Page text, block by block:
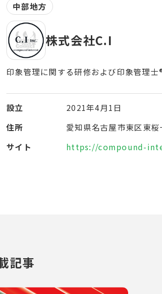
中部地方
株式会社C.I
印象管理に関する研修および印象管理
設立
2021年4月1日
住所
愛知県名古屋市東区東
サイト
https://compound-
記事